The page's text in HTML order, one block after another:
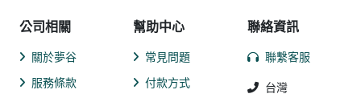
公司相關
關於夢谷
服務條款
幫助中心
常見問題
付款方式
聯絡資訊
聯繫客服
台灣